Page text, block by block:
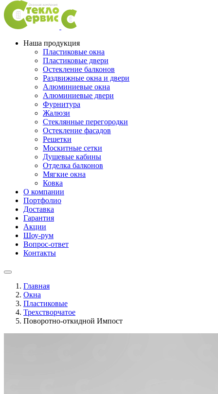
Наша продукция
Пластиковые окна
Пластиковые двери
Остекление балконов
Раздвижные окна и двери
Алюминиевые окна
Алюминиевые двери
Фурнитура
Жалюзи
Стеклянные перегородки
Остекление фасадов
Решетки
Москитные сетки
Душевые кабины
Отделка балконов
Мягкие окна
Ковка
О компании
Портфолио
Доставка
Гарантия
Акции
Шоу-рум
Вопрос-ответ
Контакты
Главная
Окна
Пластиковые
Трехстворчатое
Поворотно-откидной Импост